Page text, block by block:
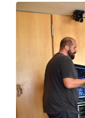
9
El
Plenos
del
Ayuntamiento